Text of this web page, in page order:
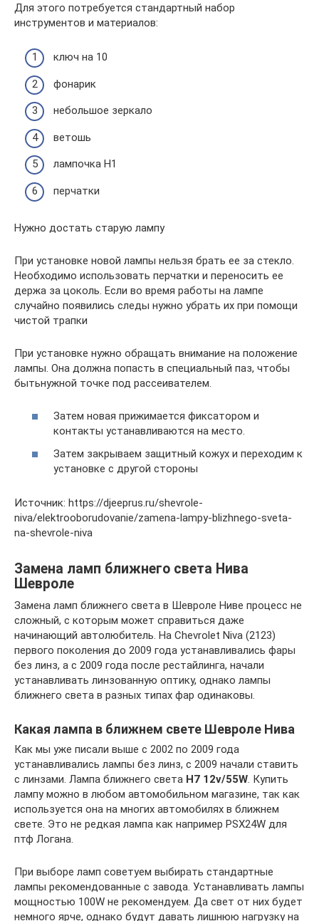
Для этого потребуется стандартный набор
инструментов и материалов:
ключ на 10
фонарик
небольшое зеркало
ветошь
лампочка Н1
перчатки
Нужно достать старую лампу
При установке новой лампы нельзя брать ее за стекло.
Необходимо использовать перчатки и переносить ее
держа за цоколь. Если во время работы на лампе
случайно появились следы нужно убрать их при помощи
чистой трапки
При установке нужно обращать внимание на положение
лампы. Она должна попасть в специальный паз, чтобы
бытьнужной точке под рассеивателем.
Затем новая прижимается фиксатором и
контакты устанавливаются на место.
Затем закрываем защитный кожух и переходим к
установке с другой стороны
Источник: https://djeeprus.ru/shevrole-
niva/elektrooborudovanie/zamena-lampy-blizhnego-sveta-
na-shevrole-niva
Замена ламп ближнего света Нива
Шевроле
Замена ламп ближнего света в Шевроле Ниве процесс не
сложный, с которым может справиться даже
начинающий автолюбитель. На Chevrolet Niva (2123)
первого поколения до 2009 года устанавливались фары
без линз, а с 2009 года после рестайлинга, начали
устанавливать линзованную оптику, однако лампы
ближнего света в разных типах фар одинаковы.
Какая лампа в ближнем свете Шевроле Нива
Как мы уже писали выше с 2002 по 2009 года
устанавливались лампы без линз, с 2009 начали ставить
с линзами. Лампа ближнего света H7 12v/55W. Купить
лампу можно в любом автомобильном магазине, так как
используется она на многих автомобилях в ближнем
свете. Это не редкая лампа как например PSX24W для
птф Логана.
При выборе ламп советуем выбирать стандартные
лампы рекомендованные с завода. Устанавливать лампы
мощностью 100W не рекомендуем. Да свет от них будет
немного ярче, однако будут давать лишнюю нагрузку на